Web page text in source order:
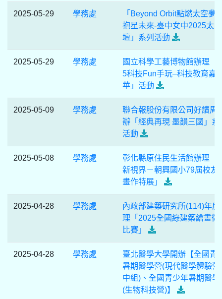
2025-05-29 學務處
「Beyond Orbit點燃太空夢
抱星未來-臺中女中2025太
壇」系列活動
2025-05-29 學務處
國立科學工藝博物館辦理「
5科技Fun手玩–科技教育嘉
華」活動
2025-05-09 學務處
聯合報股份有限公司好讀周
辦「經典再現 墨韻三國」系
活動
2025-05-08 學務處
彰化縣原住民生活館辦理「
新視界－朝興國小79屆校友
畫作特展」
2025-04-28 學務處
內政部建築研究所(114)年度
理「2025全國綠建築繪畫徵
比賽」
2025-04-28 學務處
臺北醫學大學開辦【全國青
暑期醫學營(現代醫學體驗營
中組)、全國青少年暑期醫學
(生物科技營)】